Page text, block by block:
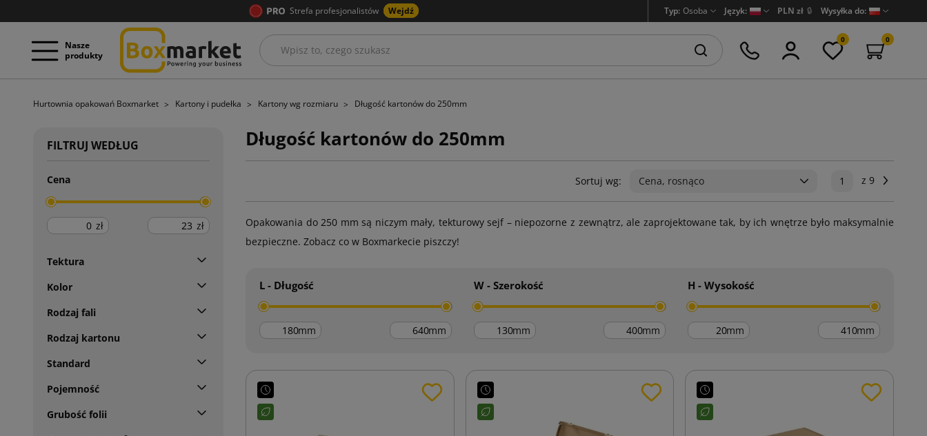
Strefa profesjonalistów Wejdź Typ: Osoba Język: PLN zł 🔒 Wysyłka do:
Nasze
produkty
0 0
Hurtownia opakowań Boxmarket Kartony i pudełka Kartony wg rozmiaru Długość kartonów do 250mm
FILTRUJ WEDŁUG
Cena
zł zł
Tektura
Kolor
Rodzaj fali
Rodzaj kartonu
Standard
Pojemność
Grubość folii
Długość kartonów do 250mm
Sortuj wg: Cena, rosnąco 1 z 9
Opakowania do 250 mm są niczym mały, tekturowy sejf – niepozorne z zewnątrz, ale zaprojektowane tak, by ich wnętrze było maksymalnie
bezpieczne. Zobacz co w Boxmarkecie piszczy!
L - Długość
mm mm
W - Szerokość
mm mm
H - Wysokość
mm mm